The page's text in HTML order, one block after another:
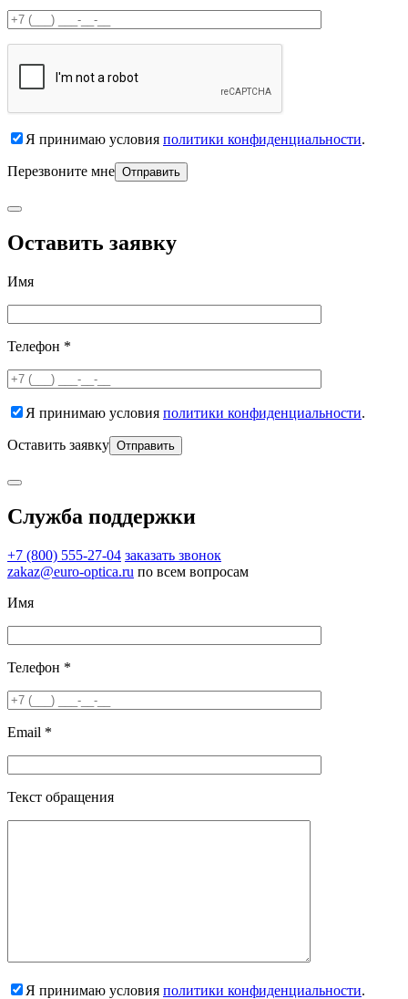
Я принимаю условия политики конфиденциальности.
Перезвоните мне
Оставить заявку
Имя
Телефон *
Я принимаю условия политики конфиденциальности.
Оставить заявку
Служба поддержки
+7 (800) 555-27-04 заказать звонок
zakaz@euro-optica.ru по всем вопросам
Имя
Телефон *
Email *
Текст обращения
Я принимаю условия политики конфиденциальности.